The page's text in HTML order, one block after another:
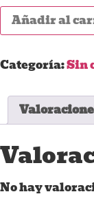
Añadir al
Categoría:Sin
No hay